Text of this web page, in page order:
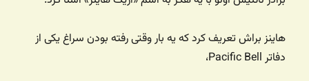
هاینز براش تعریف کرد که یه بار وقتی رفته بودن سراغ یکی از
دفاتر Pacific Bell،